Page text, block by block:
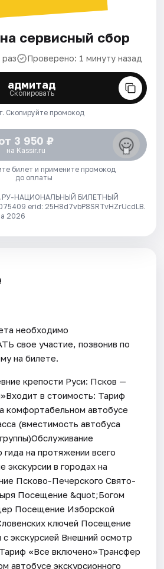
сервисный сбор
Проверено: 1 минуту назад
адмитад
Скопировать
Скопируйте промокод
3 950 ₽
на Kassir.ru
билет и примените промокод
до оплаты
НАЦИОНАЛЬНЫЙ БИЛЕТНЫЙ
erid: 25H8d7vbP8SRTvHZrUcdLB.
2026
необходимо
свое участие, позвонив по
на билете.
крепости Руси: Псков —
в стоимость: Тариф
комфортабельном автобусе
(вместимость автобуса
гида на протяжении всего
экскурсии в городах на
Псково-Печерского Свято-
Посещение &quot;Богом
Посещение Изборской
ключей Посещение
с экскурсией Внешний осмотр
«Все включено»Трансфер
автобусе экскурсионного